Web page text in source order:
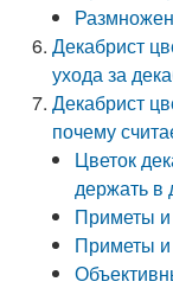
Декабрист
ухода за
Декабрист
почему
Цветок
держать в
Приметы
Приметы